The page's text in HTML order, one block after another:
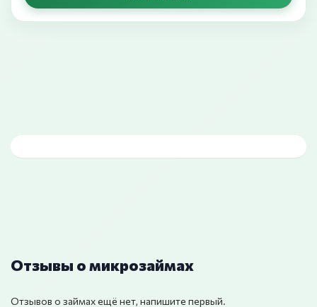
Отзывы о микрозаймах
Отзывов о займах ещё нет, напишите первый.